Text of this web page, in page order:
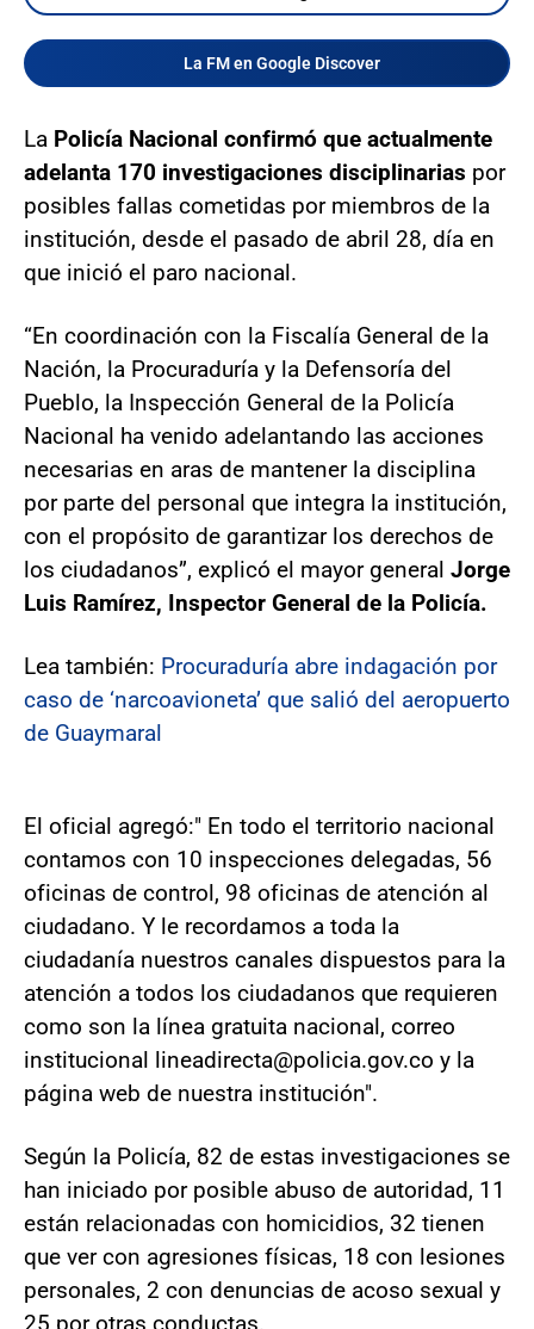
La FM en Google Discover
La Policía Nacional confirmó que actualmente
adelanta 170 investigaciones disciplinarias por
posibles fallas cometidas por miembros de la
institución, desde el pasado de abril 28, día en
que inició el paro nacional.
“En coordinación con la Fiscalía General de la
Nación, la Procuraduría y la Defensoría del
Pueblo, la Inspección General de la Policía
Nacional ha venido adelantando las acciones
necesarias en aras de mantener la disciplina
por parte del personal que integra la institución,
con el propósito de garantizar los derechos de
los ciudadanos”, explicó el mayor general Jorge
Luis Ramírez, Inspector General de la Policía.
Lea también: Procuraduría abre indagación por
caso de ‘narcoavioneta’ que salió del aeropuerto
de Guaymaral
El oficial agregó:" En todo el territorio nacional
contamos con 10 inspecciones delegadas, 56
oficinas de control, 98 oficinas de atención al
ciudadano. Y le recordamos a toda la
ciudadanía nuestros canales dispuestos para la
atención a todos los ciudadanos que requieren
como son la línea gratuita nacional, correo
institucional lineadirecta@policia.gov.co y la
página web de nuestra institución".
Según la Policía, 82 de estas investigaciones se
han iniciado por posible abuso de autoridad, 11
están relacionadas con homicidios, 32 tienen
que ver con agresiones físicas, 18 con lesiones
personales, 2 con denuncias de acoso sexual y